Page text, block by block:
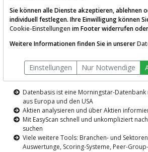
AKTIEN-TERMINAL
Die Aktienanalyse-
TraderFox
Datenbasis ist eine Morningstar-
aus Europa und den USA
Aktien analysieren und über Aktien
Mit EasyScan schnell und unkompliziert
suchen
Viele weitere Tools: Branchen- und
Auswertunge, Scoring-Systeme, Peer-
Sie können alle Dienste akzeptieren, ablehnen
individuell festlegen. Ihre Einwilligung können
Cookie-Einstellungen im Footer widerrufen
Weitere Informationen finden Sie in unserer
Einstellungen Nur Notwendige